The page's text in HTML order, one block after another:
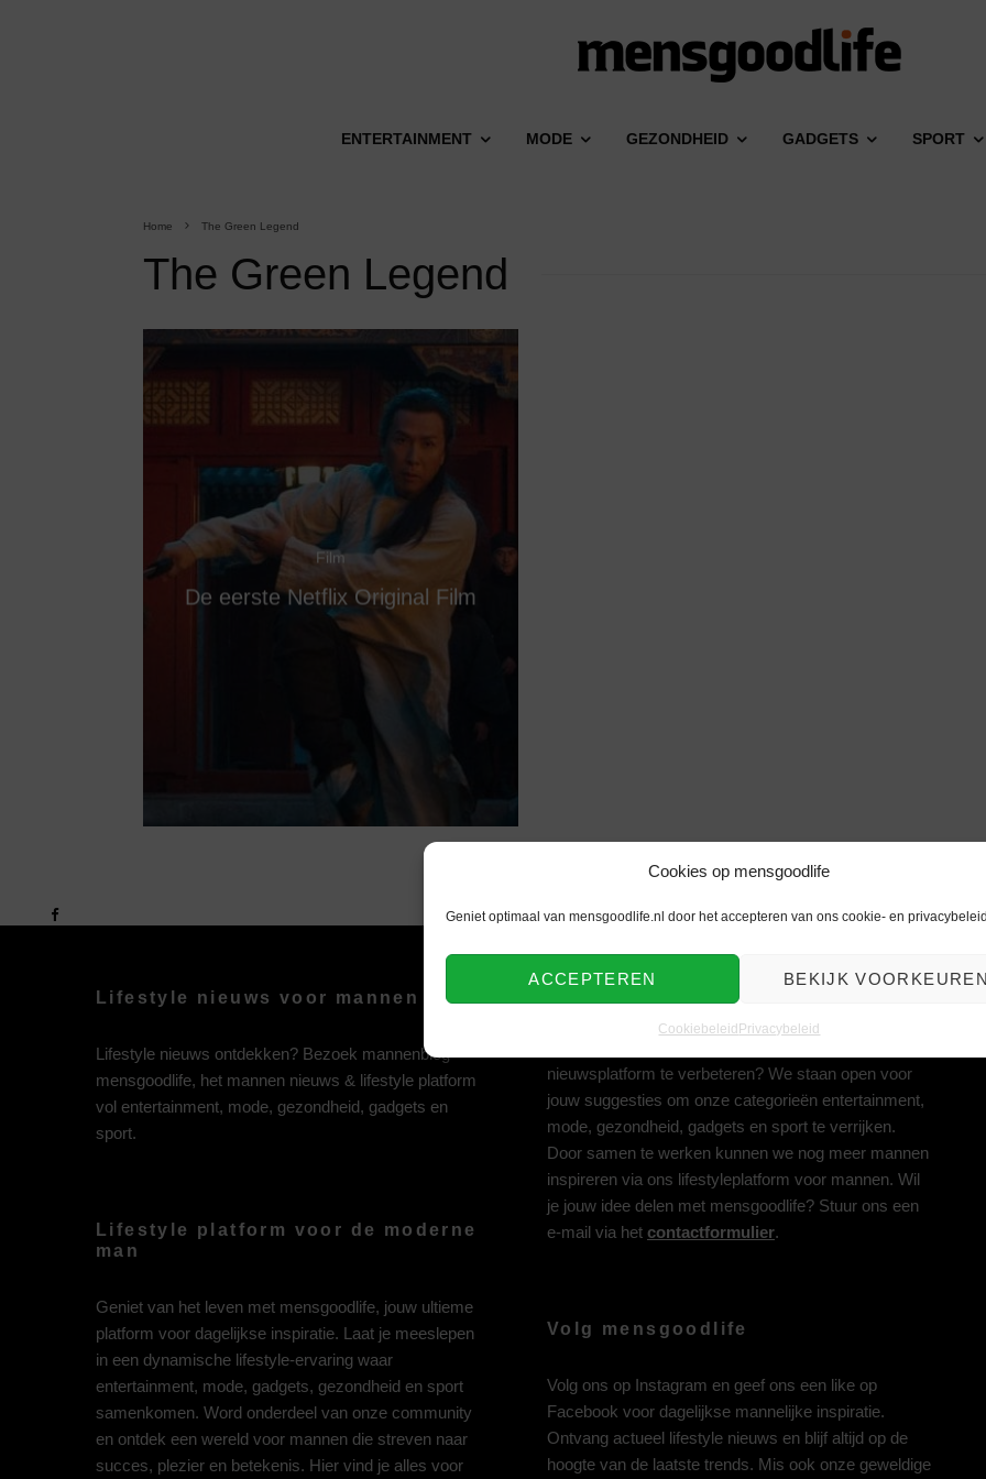
Cookies op mensgoodlife
Geniet optimaal van mensgoodlife.nl door het accepteren van ons cookie- en
ACCEPTEREN BEKIJK
Cookiebeleid Privacybeleid
ENTERTAINMENT MODE GEZONDHEID GADGETS SPORT
Home The Green Legend
The Green Legend
Film
De eerste Netflix Original Film
Lifestyle nieuws voor mannen
Lifestyle nieuws ontdekken? Bezoek mannenblog
mensgoodlife, het mannen nieuws & lifestyle platform
vol entertainment, mode, gezondheid, gadgets en
sport.
Lifestyle platform voor de moderne
man
Geniet van het leven met mensgoodlife, jouw ultieme
platform voor dagelijkse inspiratie. Laat je meeslepen
in een dynamische lifestyle-ervaring waar
entertainment, mode, gadgets, gezondheid en sport
samenkomen. Word onderdeel van onze community
en ontdek een wereld voor mannen die streven naar
succes, plezier en betekenis. Hier vind je alles voor
Deel jouw idee met ons
nieuwsplatform te verbeteren? We staan open voor
jouw suggesties om onze categorieën entertainment,
mode, gezondheid, gadgets en sport te verrijken.
Door samen te werken kunnen we nog meer mannen
inspireren via ons lifestyleplatform voor mannen. Wil
je jouw idee delen met mensgoodlife? Stuur ons een
e-mail via het contactformulier.
Volg mensgoodlife
Volg ons op Instagram en geef ons een like op
Facebook voor dagelijkse mannelijke inspiratie.
Ontvang actueel lifestyle nieuws en blijf altijd op de
hoogte van de laatste trends. Mis ook onze geweldige